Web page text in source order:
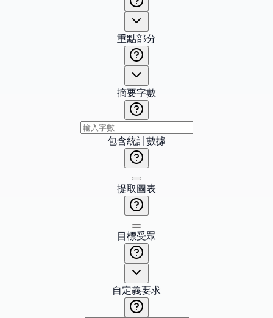
重點部分
摘要字數
包含統計數據
提取圖表
目標受眾
自定義要求